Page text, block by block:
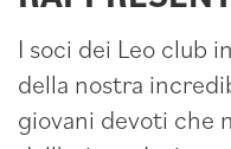
I soci dei Leo club
della nostra
giovani devoti che